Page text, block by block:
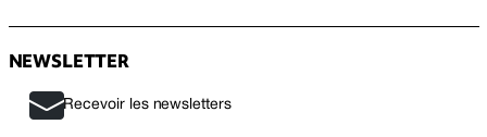
NEWSLETTER
Recevoir les newsletters